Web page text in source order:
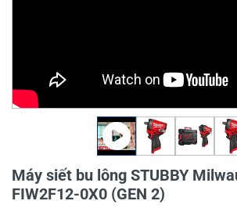
Máy siết bu lông STUBBY
FIW2F12-0X0 (GEN 2)